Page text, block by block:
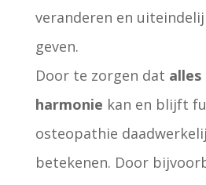
veranderen en
geven.
Door te zorgen dat alles
harmonie kan en blijft
osteopathie
betekenen. Door